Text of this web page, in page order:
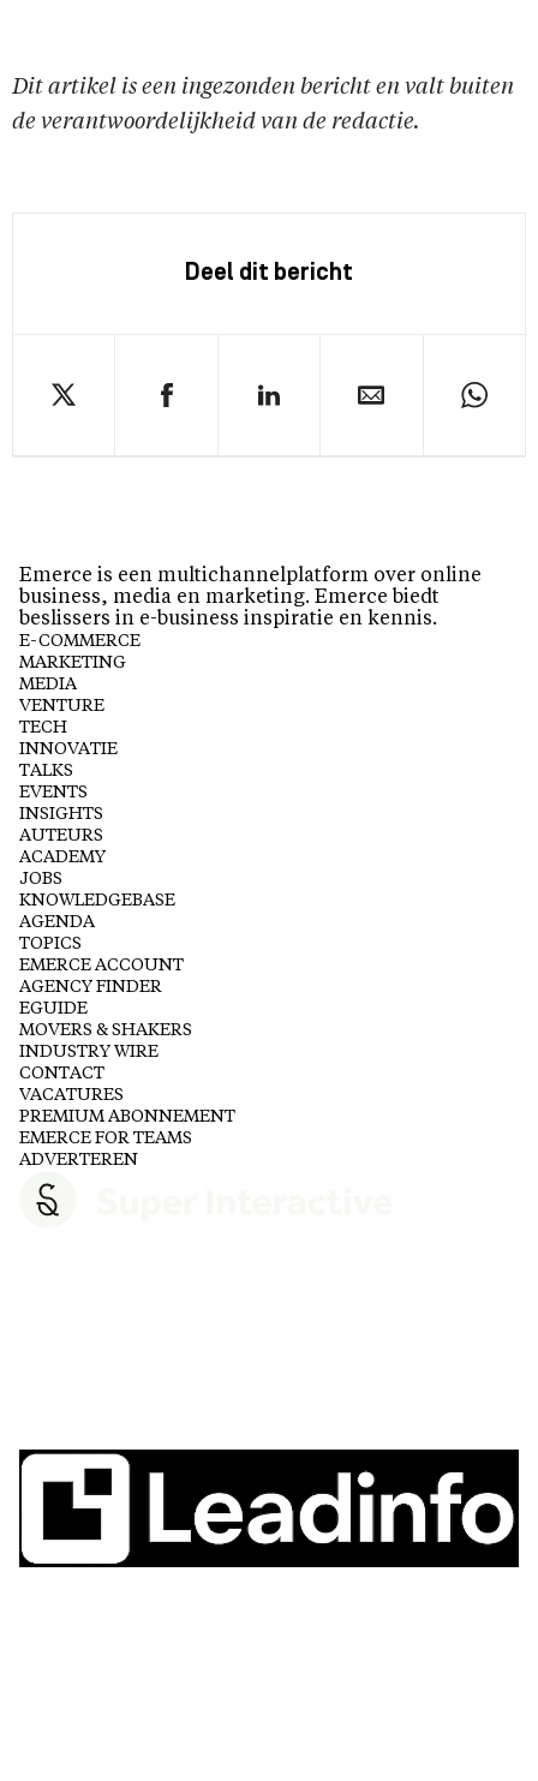
Dit artikel is een ingezonden bericht en valt buiten
de verantwoordelijkheid van de redactie.
Deel dit bericht
Emerce is een multichannelplatform over online
business, media en marketing. Emerce biedt
beslissers in e-business inspiratie en kennis.
E-COMMERCE
MARKETING
MEDIA
VENTURE
TECH
INNOVATIE
TALKS
EVENTS
INSIGHTS
AUTEURS
ACADEMY
JOBS
KNOWLEDGEBASE
AGENDA
TOPICS
EMERCE ACCOUNT
AGENCY FINDER
EGUIDE
MOVERS & SHAKERS
INDUSTRY WIRE
CONTACT
VACATURES
PREMIUM ABONNEMENT
EMERCE FOR TEAMS
ADVERTEREN